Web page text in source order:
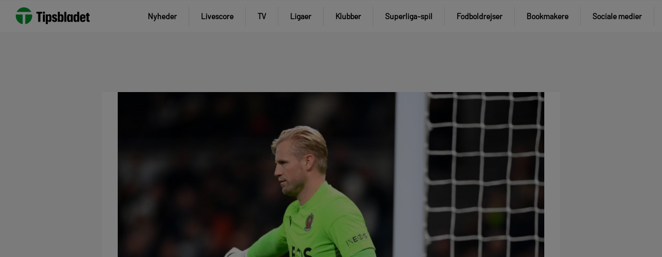
Nyheder Livescore TV Ligaer Klubber Superliga-spil Fodboldrejser Bookmakere Sociale medier